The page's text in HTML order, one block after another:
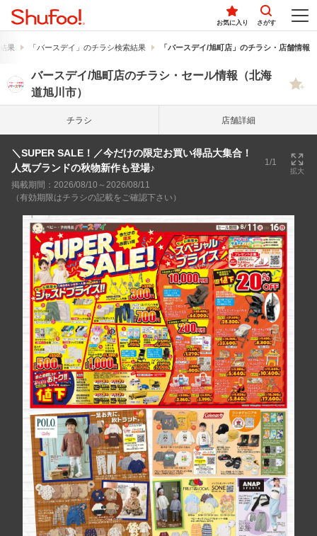
お気に入り さがす
果 「バースデイ」のチラシ検索結果 「バースデイ/旭町店」のチラシ・店舗情報
バースデイ/旭町店のチラシ・セール情報（北海
道旭川市）
チラシ 店舗詳細
＼SUPER SALE！／今だけの限定お買い得品大集合！
人気ブランドの秋物新作も登場♪
1/1
拡大
掲載期間：2026/08/10～2026/08/11
（有効期限はチラシの記載をご確認下さい）